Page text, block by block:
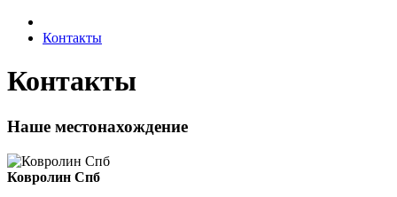
Контакты
Контакты
Наше местонахождение
Ковролин Спб